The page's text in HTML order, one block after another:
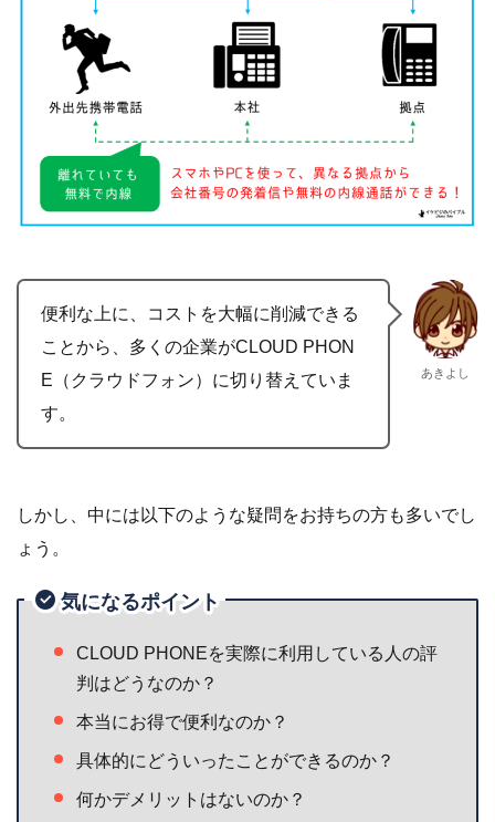
便利な上に、コストを大幅に削減できる
ことから、多くの企業がCLOUD PHON
E（クラウドフォン）に切り替えていま
す。
あきよし
しかし、中には以下のような疑問をお持ちの方も多いでし
ょう。
気になるポイント
CLOUD PHONEを実際に利用している人の評
判はどうなのか？
本当にお得で便利なのか？
具体的にどういったことができるのか？
何かデメリットはないのか？